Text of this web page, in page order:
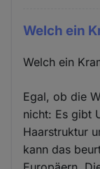
Welch ein
Welch ein
Egal, ob die
nicht: Es gibt
Haarstruktur
kann das